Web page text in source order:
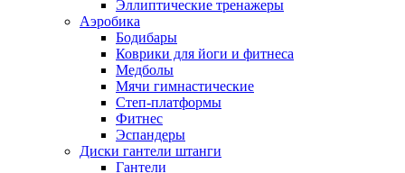
Эллиптические тренажеры
Аэробика
Бодибары
Коврики для йоги и фитнеса
Медболы
Мячи гимнастические
Степ-платформы
Фитнес
Эспандеры
Диски гантели штанги
Гантели